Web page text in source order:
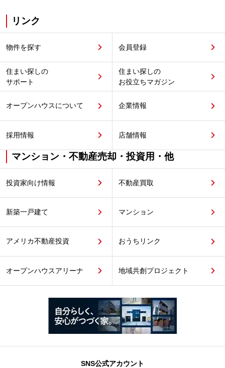
リンク
物件を探す 会員登録
住まい探しの
サポート
住まい探しの
お役立ちマガジン
オープンハウスについて 企業情報
採用情報 店舗情報
マンション・不動産売却・投資用・他
投資家向け情報 不動産買取
新築一戸建て マンション
アメリカ不動産投資 おうちリンク
オープンハウスアリーナ 地域共創プロジェクト
SNS公式アカウント